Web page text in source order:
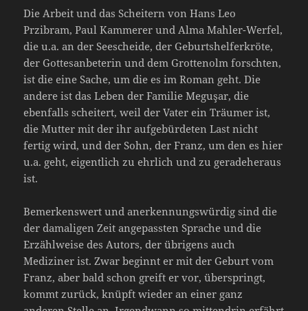
Die Arbeit und das Scheitern von Hans Leo
Przibram, Paul Kammerer und Alma Mahler-Werfel,
die u.a. an der Seescheide, der Geburtshelferkröte,
der Gottesanbeterin und dem Grottenolm forschten,
ist die eine Sache, um die es im Roman geht. Die
andere ist das Leben der Familie Meguşar, die
ebenfalls scheitert, weil der Vater ein Träumer ist,
die Mutter mit der ihr aufgebürdeten Last nicht
fertig wird, und der Sohn, der Franz, um den es hier
u.a. geht, eigentlich zu ehrlich und zu geradeheraus
ist.
Bemerkenswert und anerkennungswürdig sind die
der damaligen Zeit angepassten Sprache und die
Erzählweise des Autors, der übrigens auch
Mediziner ist. Zwar beginnt er mit der Geburt vom
Franz, aber bald schon greift er vor, überspringt,
kommt zurück, knüpft wieder an einer ganz